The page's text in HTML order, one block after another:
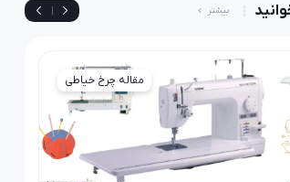
بیشتر |
مقاله چرخ خیاطی